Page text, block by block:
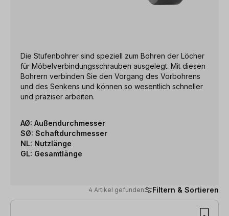
Die Stufenbohrer sind speziell zum Bohren der Löcher
für Möbelverbindungsschrauben ausgelegt. Mit diesen
Bohrern verbinden Sie den Vorgang des Vorbohrens
und des Senkens und können so wesentlich schneller
und präziser arbeiten.
AØ: Außendurchmesser
SØ: Schaftdurchmesser
NL: Nutzlänge
GL: Gesamtlänge
4 Artikel gefunden Filtern & Sortieren
4 Artikel gefunden